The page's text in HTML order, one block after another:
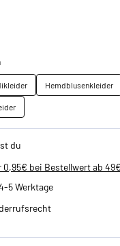
Hemdblusenkleider
du
0,95€ bei Bestellwert ab 49€
5 Werktage